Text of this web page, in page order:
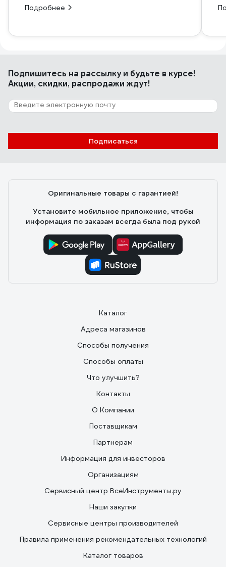
Подробнее
Подпишитесь на рассылкуи будьте в курсе!
Акции, скидки, распродажи ждут!
Подписаться
Оригинальные товары с гарантией!
Установите мобильное приложение, чтобы
информация по заказам всегда была под рукой
Каталог
Адреса магазинов
Способы получения
Способы оплаты
Что улучшить?
Контакты
О Компании
Поставщикам
Партнерам
Информация для инвесторов
Организациям
Сервисный центр ВсеИнструменты.ру
Наши закупки
Сервисные центры производителей
Правила применения рекомендательных технологий
Каталог товаров